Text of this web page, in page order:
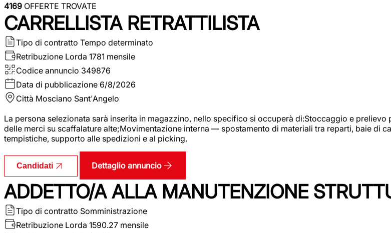
4169 OFFERTE TROVATE
CARRELLISTA RETRATTILISTA
Tipo di contratto Tempo determinato
Retribuzione Lorda 1781 mensile
Codice annuncio 349876
Data di pubblicazione 6/8/2026
Città Mosciano Sant'Angelo
La persona selezionata sarà inserita in magazzino, nello specifico si occuperà di:Stoccaggio e
delle merci su scaffalature alte;Movimentazione interna — spostamento di materiali tra reparti, baie
tempistiche, supporto alle spedizioni e al picking.
Candidati Dettaglio annuncio
ADDETTO/A ALLA MANUTENZIONE
Tipo di contratto Somministrazione
Retribuzione Lorda 1590.27 mensile